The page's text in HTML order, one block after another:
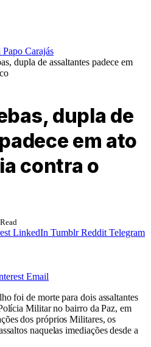
dupla de assaltantes padece em
dupla de
em ato
contra o
LinkedIn Tumblr Reddit Telegram
Email
foi de morte para dois assaltantes
Militar no bairro da Paz, em
dos próprios Militares, os
naquelas imediações desde a